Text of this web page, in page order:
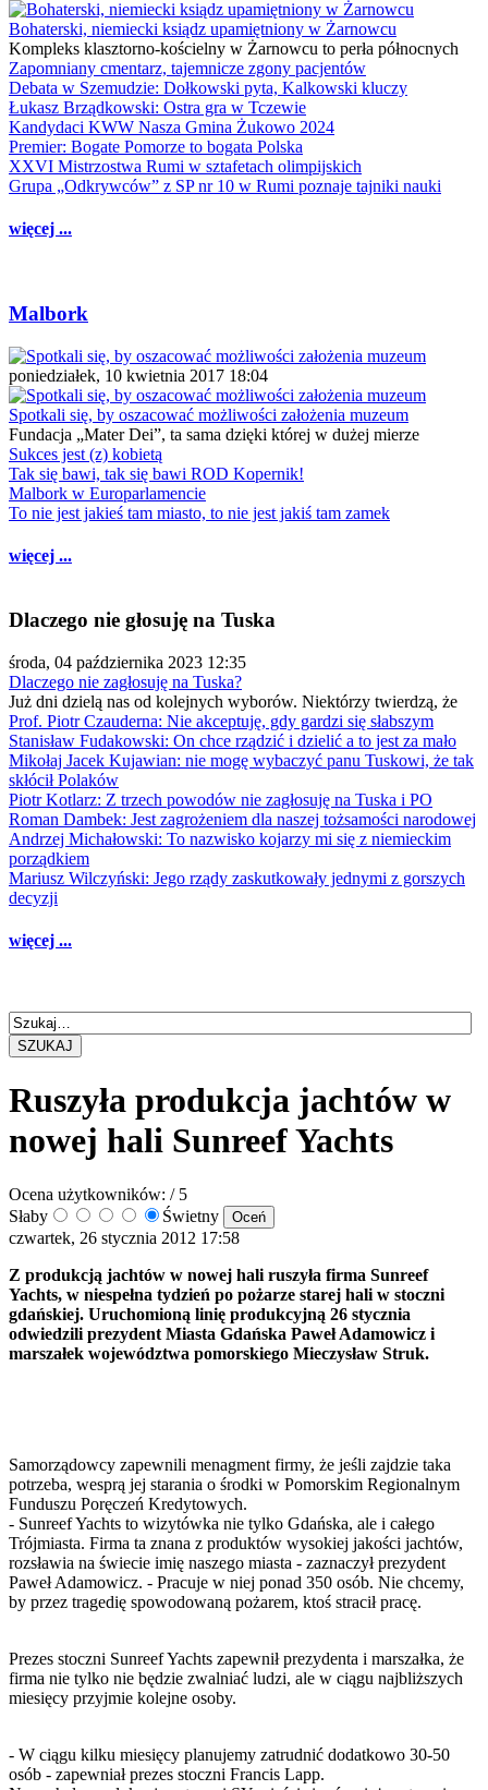
Bohaterski, niemiecki ksiądz upamiętniony w Żarnowcu
Kompleks klasztorno-kościelny w Żarnowcu to perła północnych
Zapomniany cmentarz, tajemnicze zgony pacjentów
Debata w Szemudzie: Dołkowski pyta, Kalkowski kluczy
Łukasz Brządkowski: Ostra gra w Tczewie
Kandydaci KWW Nasza Gmina Żukowo 2024
Premier: Bogate Pomorze to bogata Polska
XXVI Mistrzostwa Rumi w sztafetach olimpijskich
Grupa „Odkrywców” z SP nr 10 w Rumi poznaje tajniki nauki
więcej ...
Malbork
poniedziałek, 10 kwietnia 2017 18:04
Spotkali się, by oszacować możliwości założenia muzeum
Fundacja „Mater Dei”, ta sama dzięki której w dużej mierze
Sukces jest (z) kobietą
Tak się bawi, tak się bawi ROD Kopernik!
Malbork w Europarlamencie
To nie jest jakieś tam miasto, to nie jest jakiś tam zamek
więcej ...
Dlaczego nie głosuję na Tuska
środa, 04 października 2023 12:35
Dlaczego nie zagłosuję na Tuska?
Już dni dzielą nas od kolejnych wyborów. Niektórzy twierdzą, że
Prof. Piotr Czauderna: Nie akceptuję, gdy gardzi się słabszym
Stanisław Fudakowski: On chce rządzić i dzielić a to jest za mało
Mikołaj Jacek Kujawian: nie mogę wybaczyć panu Tuskowi, że tak
skłócił Polaków
Piotr Kotlarz: Z trzech powodów nie zagłosuję na Tuska i PO
Roman Dambek: Jest zagrożeniem dla naszej tożsamości narodowej
Andrzej Michałowski: To nazwisko kojarzy mi się z niemieckim
porządkiem
Mariusz Wilczyński: Jego rządy zaskutkowały jednymi z gorszych
decyzji
więcej ...
SZUKAJ
Ruszyła produkcja jachtów w
nowej hali Sunreef Yachts
Ocena użytkowników: / 5
Słaby
Świetny
czwartek, 26 stycznia 2012 17:58
Z produkcją jachtów w nowej hali ruszyła firma Sunreef
Yachts, w niespełna tydzień po pożarze starej hali w stoczni
gdańskiej. Uruchomioną linię produkcyjną 26 stycznia
odwiedzili prezydent Miasta Gdańska Paweł Adamowicz i
marszałek województwa pomorskiego Mieczysław Struk.
Samorządowcy zapewnili menagment firmy, że jeśli zajdzie taka
potrzeba, wesprą jej starania o środki w Pomorskim Regionalnym
Funduszu Poręczeń Kredytowych.
- Sunreef Yachts to wizytówka nie tylko Gdańska, ale i całego
Trójmiasta. Firma ta znana z produktów wysokiej jakości jachtów,
rozsławia na świecie imię naszego miasta - zaznaczył prezydent
Paweł Adamowicz. - Pracuje w niej ponad 350 osób. Nie chcemy,
by przez tragedię spowodowaną pożarem, ktoś stracił pracę.
Prezes stoczni Sunreef Yachts zapewnił prezydenta i marszałka, że
firma nie tylko nie będzie zwalniać ludzi, ale w ciągu najbliższych
miesięcy przyjmie kolejne osoby.
- W ciągu kilku miesięcy planujemy zatrudnić dodatkowo 30-50
osób - zapewniał prezes stoczni Francis Lapp.